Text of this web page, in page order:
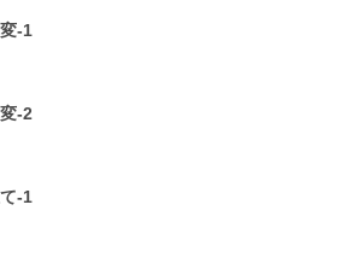
-1
-2
-1